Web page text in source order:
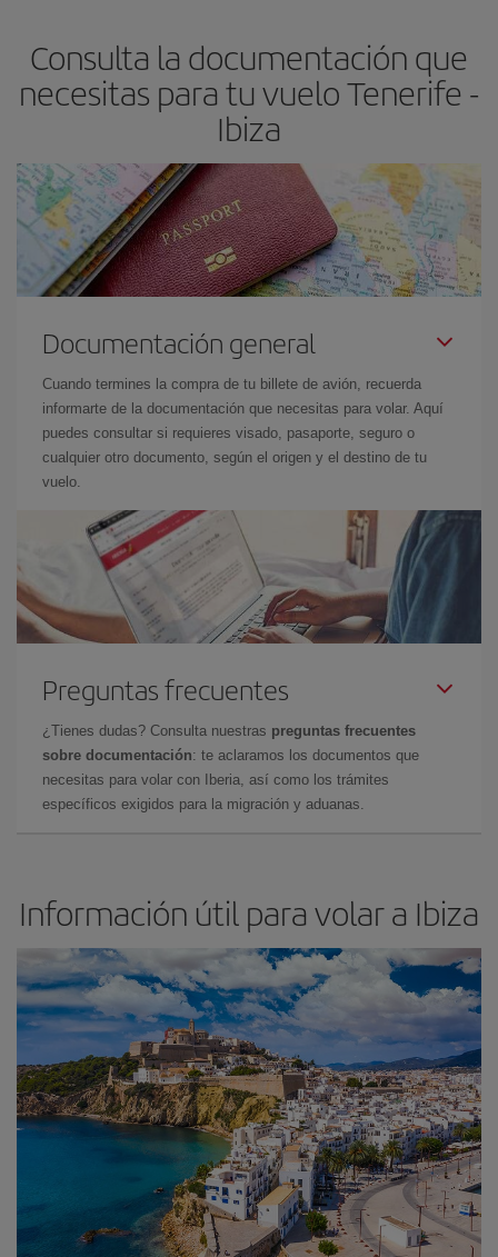
avión más baratos te saldrán. Además, si buscas los vuelos con
las fechas y los horarios del viaje un poco abiertos, podráselegir
el precio más barato.
Consulta la documentación que
necesitas para tu vuelo Tenerife -
Ibiza
Documentación general
Cuando termines la compra de tu billete de avión, recuerda
informarte de la documentación que necesitas para volar. Aquí
puedes consultar si requieres visado, pasaporte, seguro o
cualquier otro documento, según el origen y el destino de tu
vuelo.
Preguntas frecuentes
¿Tienes dudas? Consulta nuestras preguntas frecuentes
sobre documentación: te aclaramos los documentos que
necesitas para volar con Iberia, así como los trámites
específicos exigidos para la migración y aduanas.
Información útil para volar a Ibiza